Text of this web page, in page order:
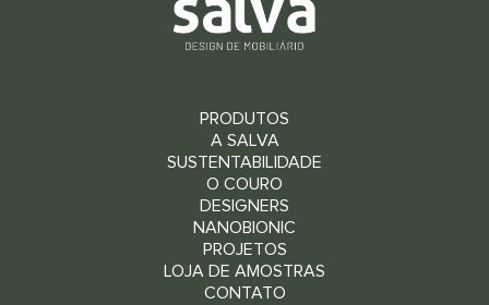
PRODUTOS
A SALVA
SUSTENTABILIDADE
O COURO
DESIGNERS
NANOBIONIC
PROJETOS
LOJA DE AMOSTRAS
CONTATO